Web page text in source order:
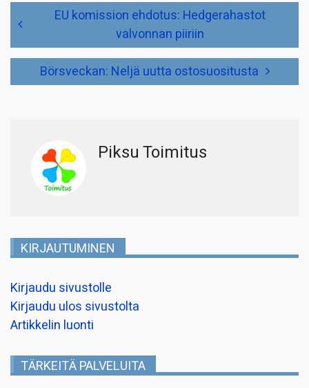
Artikkelien
selaus
EU komission ehdotus: Hedgerahastot
valvonnan piiriin
Börsveckan: Neljä uutta ostosuositusta
Piksu Toimitus
KIRJAUTUMINEN
Kirjaudu sivustolle
Kirjaudu ulos sivustolta
Artikkelin luonti
TÄRKEITÄ PALVELUITA